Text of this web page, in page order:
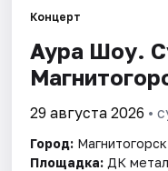
Площадки
Артисты
Концерт
Аура Шоу.
29 августа 2026 •
Город: Магнитогорск
Площадка: ДК